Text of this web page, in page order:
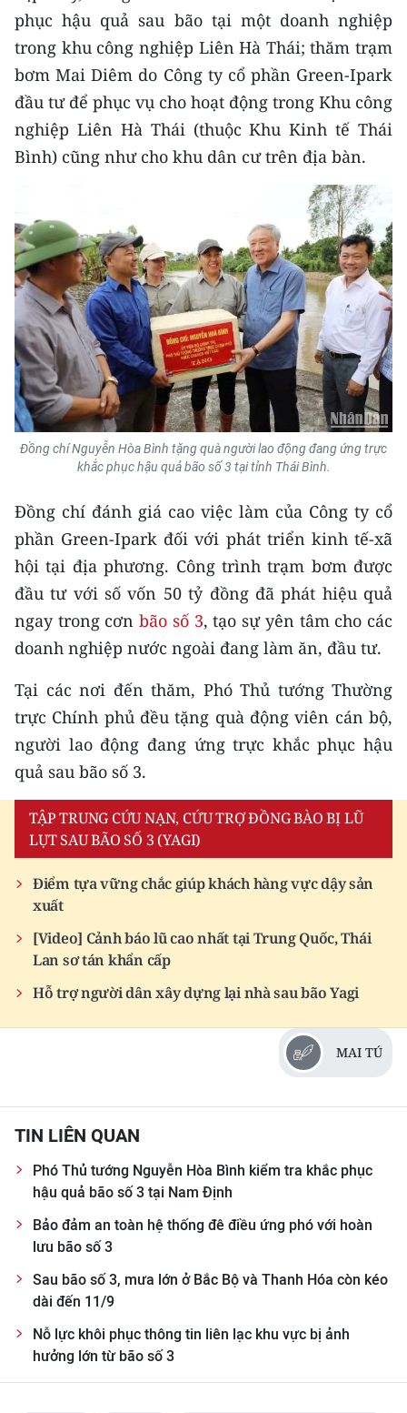
CHUYÊN ĐỀ
CÁC CHUYÊN TRANG
VỀ BÁO NHÂN DÂN
NHÂN DÂN CUỐI TUẦN
NHÂN DÂN HẰNG THÁNG
MUA BÁO
ĐỌC BÁO IN
ENGLISH
FRANÇAIS
РУССКИЙ
ESPAÑOL
한국어
phục hậu quả sau bão tại một doanh nghiệp
trong khu công nghiệp Liên Hà Thái; thăm trạm
bơm Mai Diêm do Công ty cổ phần Green-Ipark
đầu tư để phục vụ cho hoạt động trong Khu công
nghiệp Liên Hà Thái (thuộc Khu Kinh tế Thái
Bình) cũng như cho khu dân cư trên địa bàn.
Đồng chí Nguyễn Hòa Bình tặng quà người lao động đang ứng trực
khắc phục hậu quả bão số 3 tại tỉnh Thái Bình.
Đồng chí đánh giá cao việc làm của Công ty cổ
phần Green-Ipark đối với phát triển kinh tế-xã
hội tại địa phương. Công trình trạm bơm được
đầu tư với số vốn 50 tỷ đồng đã phát hiệu quả
ngay trong cơnbão số 3, tạo sự yên tâm cho các
doanh nghiệp nước ngoài đang làm ăn, đầu tư.
Tại các nơi đến thăm, Phó Thủ tướng Thường
trực Chính phủ đều tặng quà động viên cán bộ,
người lao động đang ứng trực khắc phục hậu
quả sau bão số 3.
TẬP TRUNG CỨU NẠN, CỨU TRỢ ĐỒNG BÀO BỊ LŨ
LỤT SAU BÃO SỐ 3 (YAGI)
Điểm tựa vững chắc giúp khách hàng vực dậy sản
xuất
[Video] Cảnh báo lũ cao nhất tại Trung Quốc, Thái
Lan sơ tán khẩn cấp
Hỗ trợ người dân xây dựng lại nhà sau bão Yagi
MAI TÚ
TIN LIÊN QUAN
Phó Thủ tướng Nguyễn Hòa Bình kiểm tra khắc phục
hậu quả bão số 3 tại Nam Định
Bảo đảm an toàn hệ thống đê điều ứng phó với hoàn
lưu bão số 3
Sau bão số 3, mưa lớn ở Bắc Bộ và Thanh Hóa còn kéo
dài đến 11/9
Nỗ lực khôi phục thông tin liên lạc khu vực bị ảnh
hưởng lớn từ bão số 3